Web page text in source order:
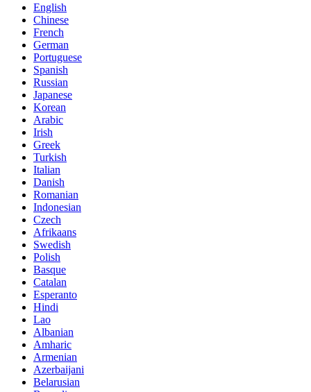
English
Chinese
French
German
Portuguese
Spanish
Russian
Japanese
Korean
Arabic
Irish
Greek
Turkish
Italian
Danish
Romanian
Indonesian
Czech
Afrikaans
Swedish
Polish
Basque
Catalan
Esperanto
Hindi
Lao
Albanian
Amharic
Armenian
Azerbaijani
Belarusian